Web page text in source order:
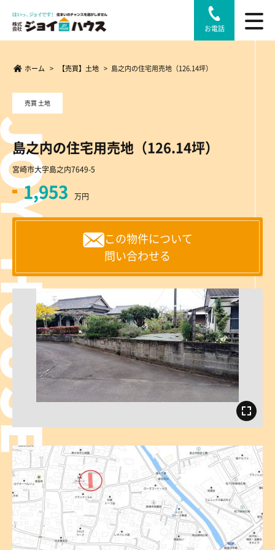
お電話
ホーム > 【売買】土地 > 島之内の住宅用売地（126.14坪）
売買 土地
島之内の住宅用売地（126.14坪）
宮崎市大字島之内7649-5
1,953 万円
この物件について
問い合わせる